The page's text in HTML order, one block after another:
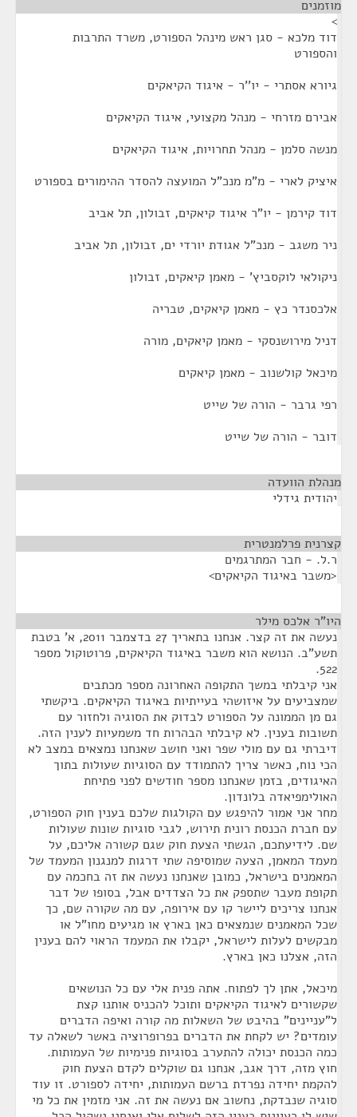
מוזמנים
>
דוד מלכא - סגן ראש מינהל הספורט, משרד התרבות
והספורט
גיורא אסתרי - יו''ר - איגוד הקיאקים
אבירם מזרחי - מנהל מקצועי, איגוד הקיאקים
מנשה סלמן - מנהל תחרויות, איגוד הקיאקים
איציק לארי - מ"מ מנכ"ל המועצה להסדר ההימורים בספורט
דוד קירמן - יו"ר איגוד קיאקים, זבולון, תל אביב
ניר משגב - מנכ"ל אגודת יורדי ים, זבולון, תל אביב
ניקולאי לוקסביץ' - מאמן קיאקים, זבולון
אלכסנדר כץ - מאמן קיאקים, טבריה
דניל מירושנסקי - מאמן קיאקים, מורה
מיכאל קולשנוב - מאמן קיאקים
רפי גרבר - הורה של שייט
דובר - הורה של שייט
מנהלת הוועדה
יהודית גידלי
קצרנית פרלמנטרית
ר.ל. - חבר המתרגמים
<משבר באיגוד הקיאקים>
היו"ר אלכס מילר
נעשה את זה קצר. אנחנו בתאריך 27 בדצמבר 2011, א' בטבת
תשע"ב. הנושא הוא משבר באיגוד הקיאקים, פרוטוקול מספר
522.
אני קיבלתי במשך התקופה האחרונה מספר מכתבים
שמצביעים על איזושהי בעייתיות באיגוד הקיאקים. ביקשתי
גם מן הממונה על הספורט לבדוק את הסוגיה ולחזור עם
תשובות בענין. לא קיבלתי הבהרות חד משמעיות לענין הזה.
דיברתי גם עם מולי שפר ואני חושב שאנחנו נמצאים במצב לא
הכי נוח, כאשר צריך להתמודד עם הסוגיות שעולות בתוך
האיגודים, בזמן שאנחנו מספר חודשים לפני פתיחת
האולימפיאדה בלונדון.
מחר אני אמור להיפגש עם הקולגות שלכם בענין חוק הספורט,
עם חברת הכנסת רונית תירוש, לגבי סוגיות שונות שעולות
שם. לידיעתכם, הגשתי הצעת חוק שגם קשורה אליכם, על
מעמד המאמן, הצעה שמוסיפה שתי דרגות למנגנון המעמד של
המאמנים בישראל, כמובן שאנחנו נעשה את זה בחכמה עם
תקופת מעבר שתספק את כל הצדדים אבל, בסופו של דבר
אנחנו צריכים ליישר קו עם אירופה, עם מה שקורה שם, כך
שכל המאמנים שנמצאים כאן בארץ או מגיעים מחו"ל או
מבקשים לעלות לישראל, יקבלו את המעמד הראוי להם בענין
הזה, אצלנו כאן בארץ.
מיכאל, אתן לך לפתוח. אתה פנית אלי עם כל הנושאים
שקשורים לאיגוד הקיאקים ותוכל להכניס אותנו קצת
ל"עניינים" בהיבט של השאלות מה קורה ואיפה הדברים
עומדים? יש לקחת את הדברים בפרופרוציה באשר לשאלה עד
כמה הכנסת יכולה להתערב בסוגיות פנימיות של העמותות.
חוץ מזה, דרך אגב, אנחנו גם שוקלים לקדם הצעת חוק
להקמת יחידה נפרדת ברשם העמותות, יחידה לספורט. זו עוד
סוגיה שנבדקת, נחשוב אם נעשה את זה. אני מזמין את כל מי